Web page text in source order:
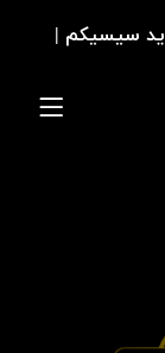
سیسیکم |